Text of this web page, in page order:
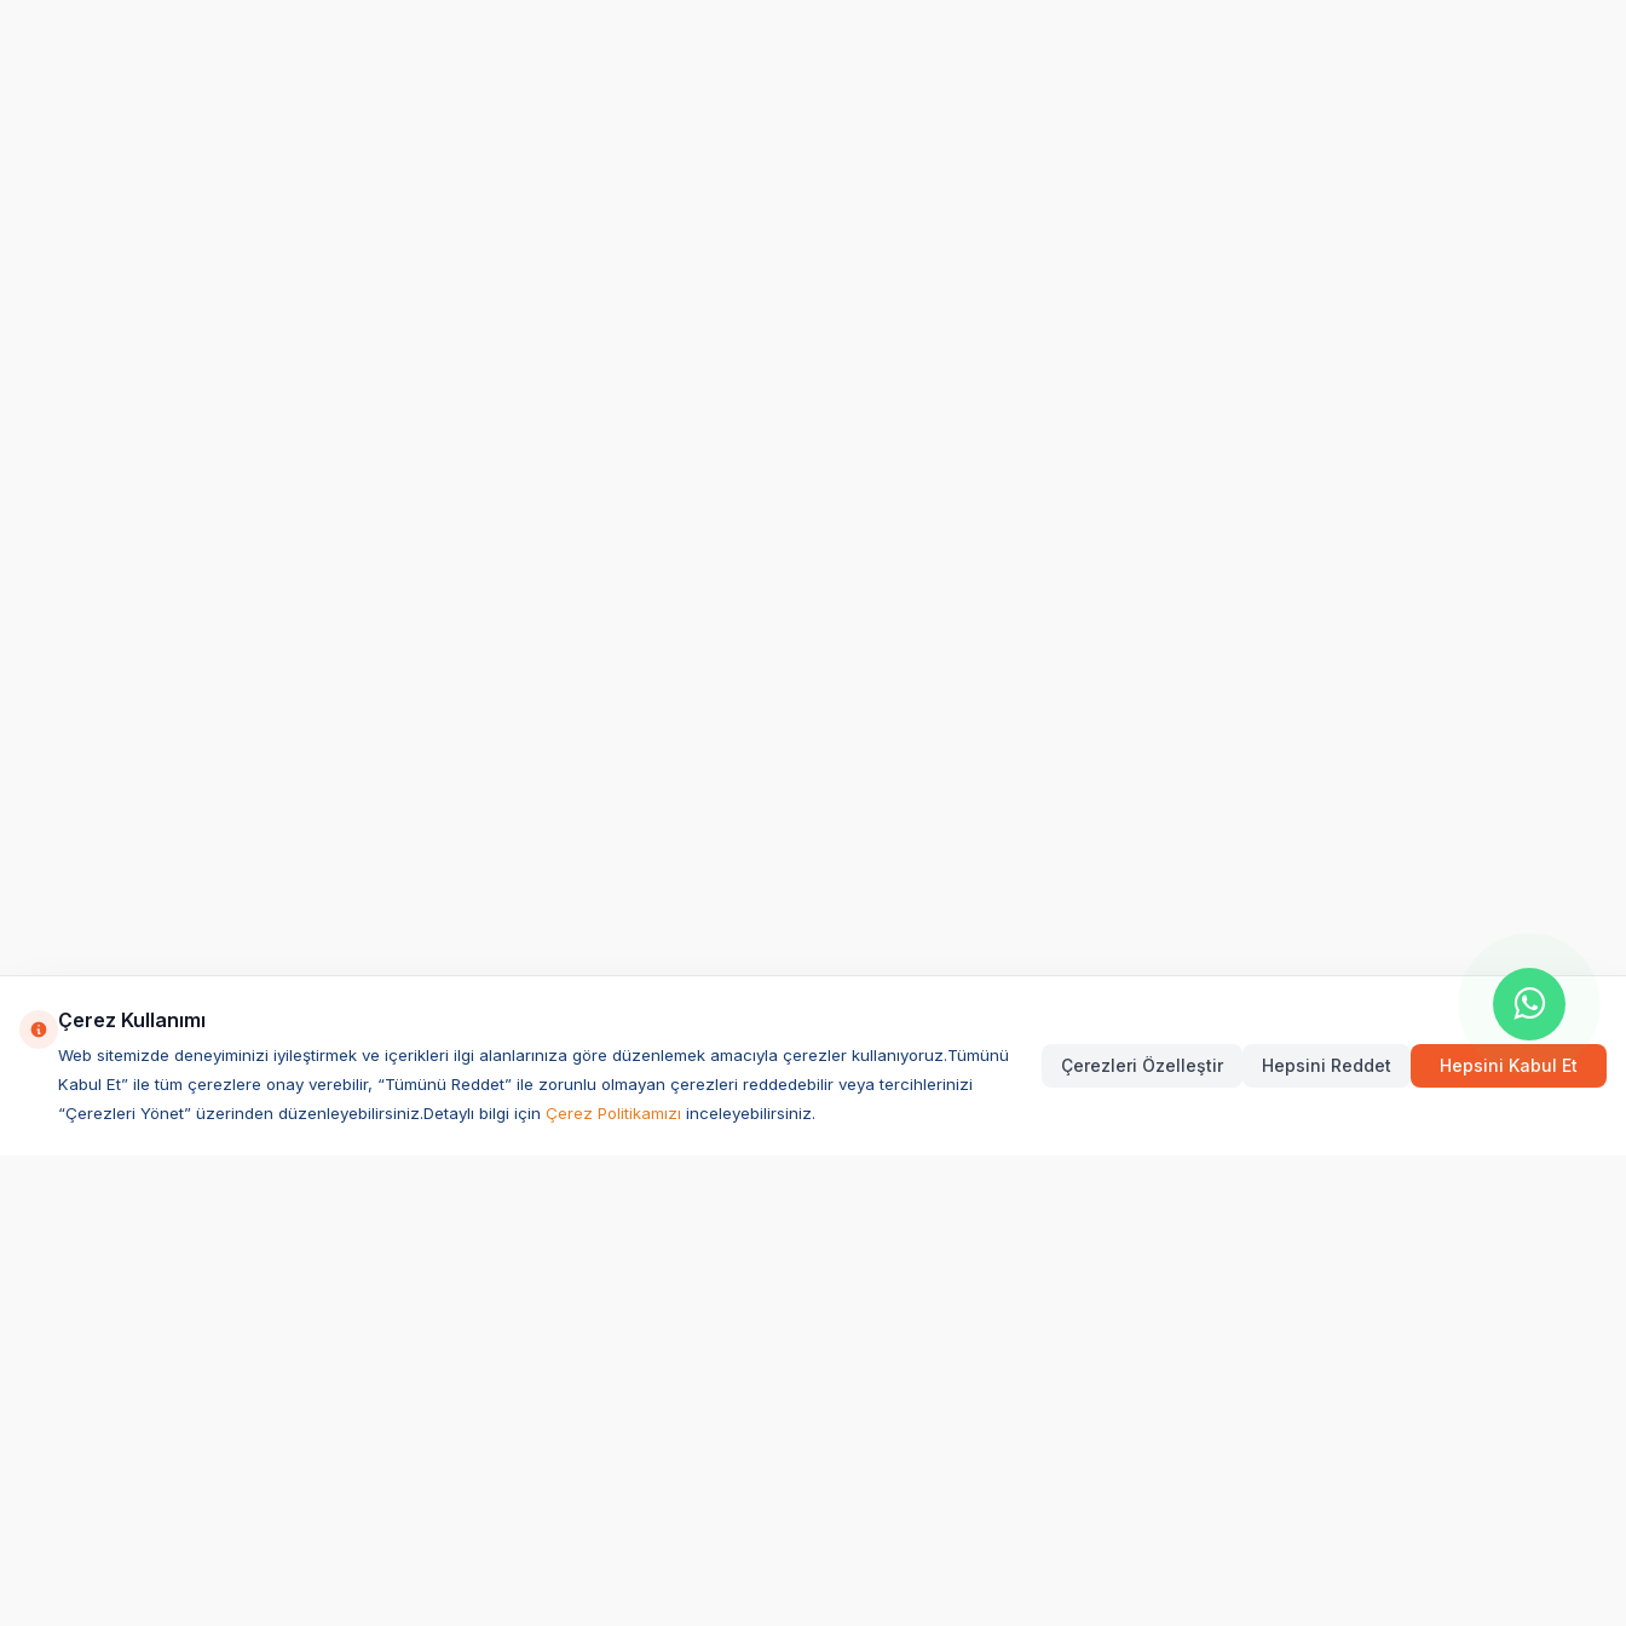
Çerez Kullanımı
Web sitemizde deneyiminizi iyileştirmek ve içerikleri ilgi alanlarınıza göre düzenlemek amacıyla çerezler kullanıyoruz.Tümünü
Kabul Et” ile tüm çerezlere onay verebilir, “Tümünü Reddet” ile zorunlu olmayan çerezleri reddedebilir veya tercihlerinizi
“Çerezleri Yönet” üzerinden düzenleyebilirsiniz.Detaylı bilgi için Çerez Politikamızı inceleyebilirsiniz.
Çerezleri Özelleştir Hepsini Reddet Hepsini Kabul Et